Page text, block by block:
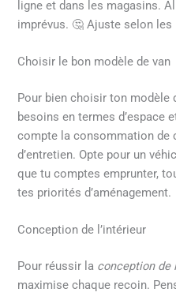
ligne et dans les magasins.
imprévus. 🤔 Ajuste selon
Choisir le bon modèle de van
Pour bien choisir ton modèle
besoins en termes d’espace
compte la consommation de
d’entretien. Opte pour un
que tu comptes emprunter,
tes priorités d’aménagement.
Conception de l’intérieur
Pour réussir la conception de
maximise chaque recoin.